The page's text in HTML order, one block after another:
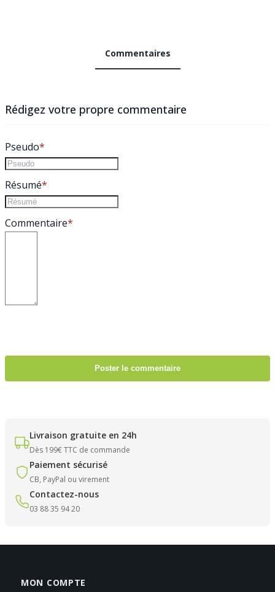
Commentaires
Rédigez votre propre commentaire
Pseudo
Résumé
Commentaire
Poster le commentaire
Livraison gratuite en 24h
Dès 199€ TTC de commande
Paiement sécurisé
CB, PayPal ou virement
Contactez-nous
03 88 35 94 20
MON COMPTE